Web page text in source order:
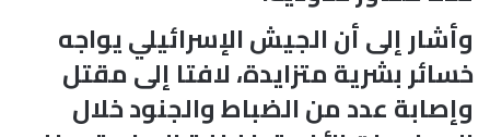
وأشار إلى أن الجيش الإسرائيلي يواجه
خسائر بشرية متزايدة، لافتا إلى مقتل
وإصابة عدد من الضباط والجنود خلال